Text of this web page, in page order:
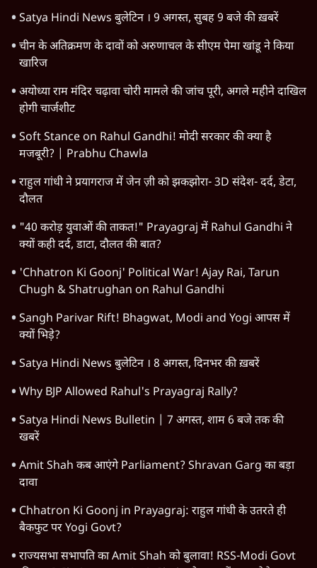
Satya Hindi News बुलेटिन । 9 अगस्त, सुबह 9 बजे की ख़बरें
चीन के अतिक्रमण के दावों को अरुणाचल के सीएम पेमा खांडू ने किया
खारिज
अयोध्या राम मंदिर चढ़ावा चोरी मामले की जांच पूरी, अगले महीने दाखिल
होगी चार्जशीट
Soft Stance on Rahul Gandhi! मोदी सरकार की क्या है
मजबूरी? | Prabhu Chawla
राहुल गांधी ने प्रयागराज में जेन ज़ी को झकझोरा- 3D संदेश- दर्द, डेटा,
दौलत
"40 करोड़ युवाओं की ताकत!" Prayagraj में Rahul Gandhi ने
क्यों कही दर्द, डाटा, दौलत की बात?
'Chhatron Ki Goonj' Political War! Ajay Rai, Tarun
Chugh & Shatrughan on Rahul Gandhi
Sangh Parivar Rift! Bhagwat, Modi and Yogi आपस में
क्यों भिड़े?
Satya Hindi News बुलेटिन । 8 अगस्त, दिनभर की ख़बरें
Why BJP Allowed Rahul's Prayagraj Rally?
Satya Hindi News Bulletin | 7 अगस्त, शाम 6 बजे तक की
खबरें
Amit Shah कब आएंगे Parliament? Shravan Garg का बड़ा
दावा
Chhatron Ki Goonj in Prayagraj: राहुल गांधी के उतरते ही
बैकफुट पर Yogi Govt?
राज्यसभा सभापति का Amit Shah को बुलावा! RSS-Modi Govt